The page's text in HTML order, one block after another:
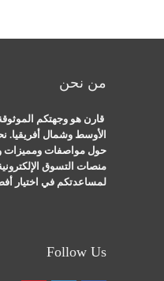
من نحن
قارن هو وجهتكم
الأوسط وشمال أفريقيا.
حول مواصفات ومميزات
منصات التسوق
لمساعدتكم في اختيار
Follow Us